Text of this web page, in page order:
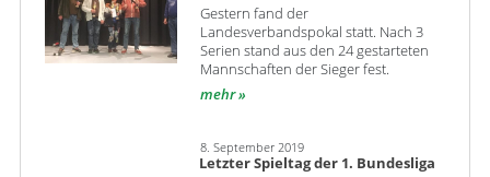
Gestern fand der
Landesverbandspokal statt. Nach 3
Serien stand aus den 24 gestarteten
Mannschaften der Sieger fest.
mehr
8. September 2019
Letzter Spieltag der 1. Bundesliga